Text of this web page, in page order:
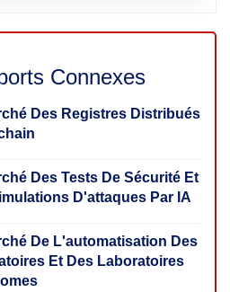
Connexes
Des Registres Distribués
Des Tests De Sécurité Et
D'attaques Par IA
De L'automatisation Des
Et Des Laboratoires